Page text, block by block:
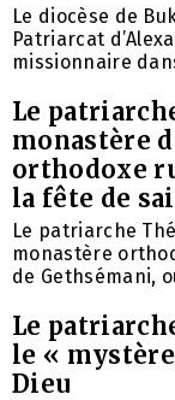
Le diocèse de
Patriarcat
missionnaire
Le
monastère
orthodoxe
la fête de
Le patriarche
monastère
de Gethsémani,
Le
le «
Dieu